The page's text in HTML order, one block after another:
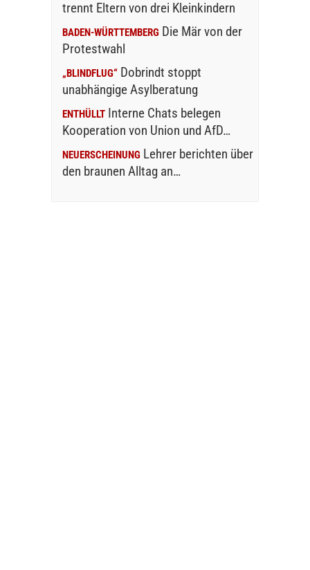
trennt Eltern von drei Kleinkindern
BADEN-WÜRTTEMBERG Die Mär von der
Protestwahl
„BLINDFLUG“ Dobrindt stoppt
unabhängige Asylberatung
ENTHÜLLT Interne Chats belegen
Kooperation von Union und AfD…
NEUERSCHEINUNG Lehrer berichten über
den braunen Alltag an…